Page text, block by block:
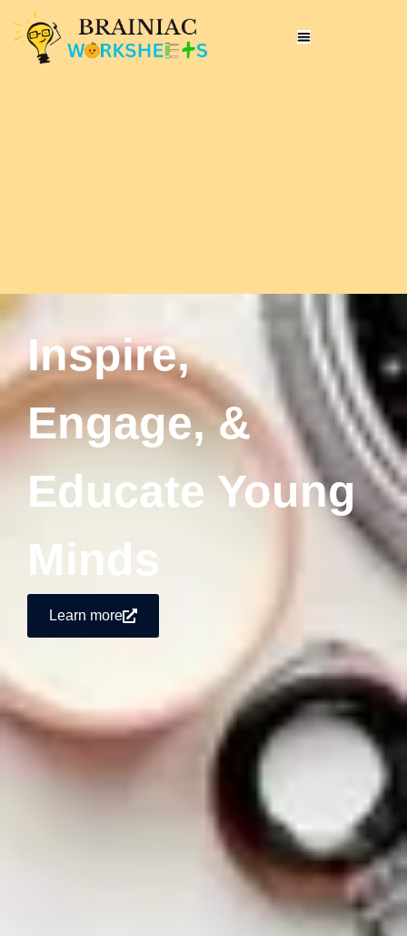
Inspire,
Engage, &
Educate Young
Minds
Learn more